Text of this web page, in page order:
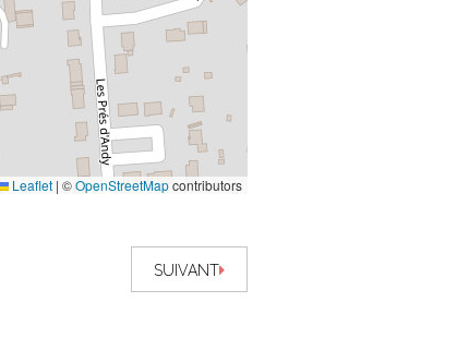
Leaflet | ©OpenStreetMapcontributors
SUIVANT